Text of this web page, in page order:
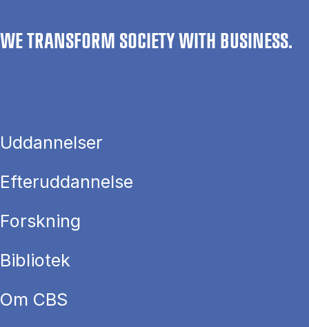
WE TRANSFORM SOCIETY WITH BUSINESS.
Uddannelser
Efteruddannelse
Forskning
Bibliotek
Om CBS